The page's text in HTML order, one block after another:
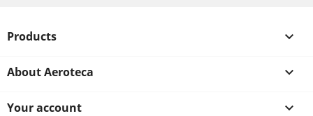
Products 
About Aeroteca 
Your account 